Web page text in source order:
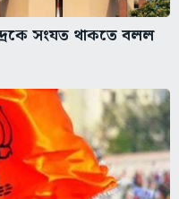
সংযত থাকতে বলল